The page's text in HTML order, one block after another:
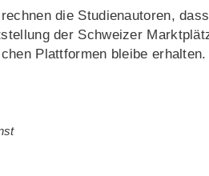
die Studienautoren,
der Schweizer
Plattformen bleibe erhalten.